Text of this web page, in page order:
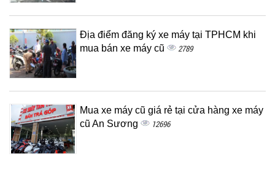
Địa điểm đăng ký xe máy tại TPHCM khi
mua bán xe máy cũ
2789
Mua xe máy cũ giá rẻ tại cửa hàng xe máy
cũ An Sương
12696